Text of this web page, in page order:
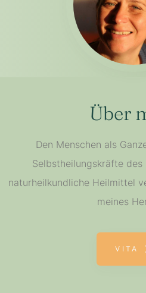
Über
Den Menschen als
Selbstheilungskräfte des
naturheilkundliche Heilmittel
meines
VITA